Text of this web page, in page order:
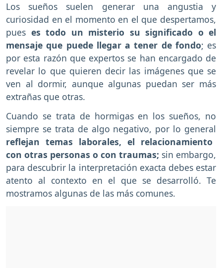
Los sueños suelen generar una angustia y
curiosidad en el momento en el que despertamos,
pues es todo un misterio su significado o el
mensaje que puede llegar a tener de fondo; es
por esta razón que expertos se han encargado de
revelar lo que quieren decir las imágenes que se
ven al dormir, aunque algunas puedan ser más
extrañas que otras.
Cuando se trata de hormigas en los sueños, no
siempre se trata de algo negativo, por lo general
reflejan temas laborales, el relacionamiento
con otras personas o con traumas; sin embargo,
para descubrir la interpretación exacta debes estar
atento al contexto en el que se desarrolló. Te
mostramos algunas de las más comunes.